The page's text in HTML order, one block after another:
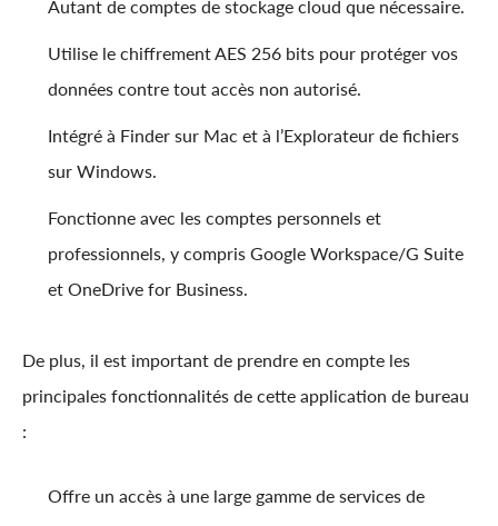
Autant de comptes de stockage cloud que nécessaire.
Utilise le chiffrement AES 256 bits pour protéger vos
données contre tout accès non autorisé.
Intégré à Finder sur Mac et à l’Explorateur de fichiers
sur Windows.
Fonctionne avec les comptes personnels et
professionnels, y compris Google Workspace/G Suite
et OneDrive for Business.
De plus, il est important de prendre en compte les
principales fonctionnalités de cette application de bureau
:
Offre un accès à une large gamme de services de